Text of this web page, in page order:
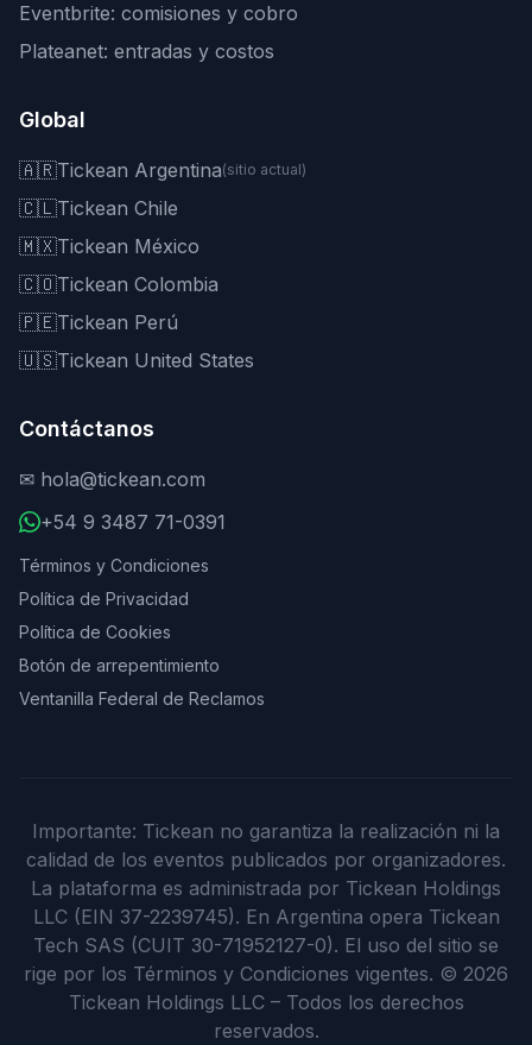
Eventbrite: comisiones y cobro
Plateanet: entradas y costos
Global
🇦🇷Tickean Argentina(sitio actual)
🇨🇱Tickean Chile
🇲🇽Tickean México
🇨🇴Tickean Colombia
🇵🇪Tickean Perú
🇺🇸Tickean United States
Contáctanos
✉ hola@tickean.com
+54 9 3487 71-0391
Términos y Condiciones
Política de Privacidad
Política de Cookies
Botón de arrepentimiento
Ventanilla Federal de Reclamos
Importante: Tickean no garantiza la realización ni la
calidad de los eventos publicados por organizadores.
La plataforma es administrada por Tickean Holdings
LLC (EIN 37-2239745). En Argentina opera Tickean
Tech SAS (CUIT 30-71952127-0). El uso del sitio se
rige por los Términos y Condiciones vigentes. © 2026
Tickean Holdings LLC – Todos los derechos
reservados.